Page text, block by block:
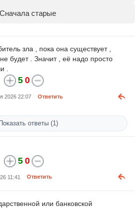
старые
зла , пока она существует ,
будет . Значит , её надо просто
.
5 0
2026 22:07 Ответить
ответы (1)
5 0
11:41 Ответить
или банковской